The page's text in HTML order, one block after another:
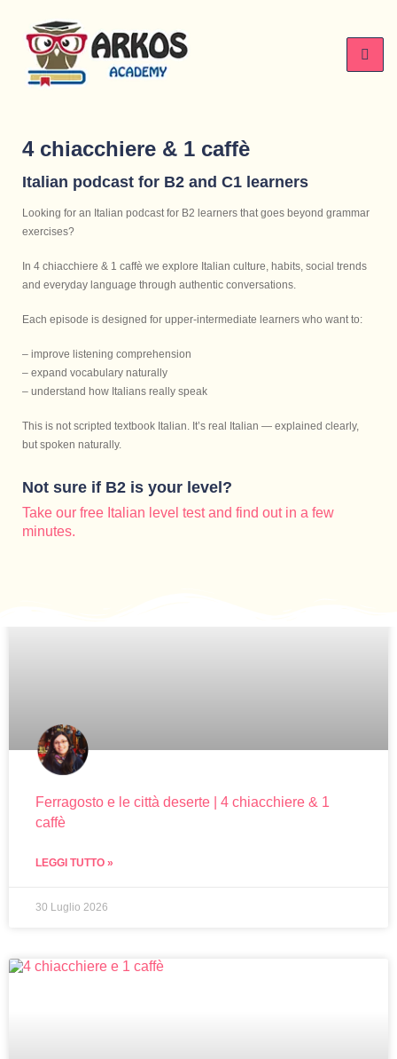
4 chiacchiere & 1 caffè
Italian podcast for B2 and C1 learners
Looking for an Italian podcast for B2 learners that goes beyond grammar
exercises?
In 4 chiacchiere & 1 caffè we explore Italian culture, habits, social trends
and everyday language through authentic conversations.
Each episode is designed for upper-intermediate learners who want to:
– improve listening comprehension
– expand vocabulary naturally
– understand how Italians really speak
This is not scripted textbook Italian. It’s real Italian — explained clearly,
but spoken naturally.
Not sure if B2 is your level?
Take our free Italian level test and find out in a few
minutes.
Ferragosto e le città deserte | 4 chiacchiere & 1
caffè
LEGGI TUTTO »
30 Luglio 2026